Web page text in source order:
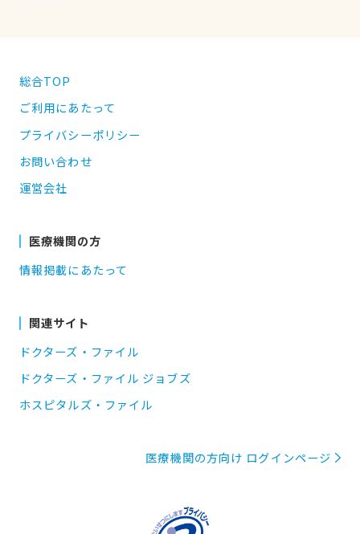
総合TOP
ご利用にあたって
プライバシーポリシー
お問い合わせ
運営会社
医療機関の方
情報掲載にあたって
関連サイト
ドクターズ・ファイル
ドクターズ・ファイル ジョブズ
ホスピタルズ・ファイル
医療機関の方向け ログインページ